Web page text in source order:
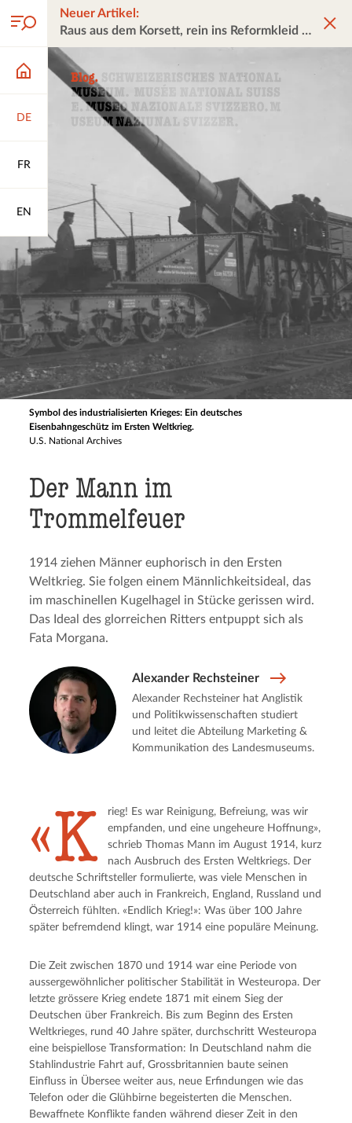
DE
FR
EN
Neuer Artikel:
Raus aus dem Korsett, rein ins Reformkleid
Symbol des industrialisierten Krieges: Ein deutsches
Eisenbahngeschütz im Ersten Weltkrieg.
U.S. National Archives
Der Mann im
Trommelfeuer
1914 ziehen Männer euphorisch in den Ersten
Weltkrieg. Sie folgen einem Männlichkeitsideal, das
im maschinellen Kugelhagel in Stücke gerissen wird.
Das Ideal des glorreichen Ritters entpuppt sich als
Fata Morgana.
Alexander Rechsteiner
Alexander Rechsteiner hat Anglistik
und Politikwissenschaften studiert
und leitet die Abteilung Marketing &
Kommunikation des Landesmuseums.
«K
rieg! Es war Reinigung, Befreiung, was wir
empfanden, und eine ungeheure Hoffnung»,
schrieb Thomas Mann im August 1914, kurz
nach Ausbruch des Ersten Weltkriegs. Der
deutsche Schriftsteller formulierte, was viele Menschen in
Deutschland aber auch in Frankreich, England, Russland und
Österreich fühlten. «Endlich Krieg!»: Was über 100 Jahre
später befremdend klingt, war 1914 eine populäre Meinung.
Die Zeit zwischen 1870 und 1914 war eine Periode von
aussergewöhnlicher politischer Stabilität in Westeuropa. Der
letzte grössere Krieg endete 1871 mit einem Sieg der
Deutschen über Frankreich. Bis zum Beginn des Ersten
Weltkrieges, rund 40 Jahre später, durchschritt Westeuropa
eine beispiellose Transformation: In Deutschland nahm die
Stahlindustrie Fahrt auf, Grossbritannien baute seinen
Einfluss in Übersee weiter aus, neue Erfindungen wie das
Telefon oder die Glühbirne begeisterten die Menschen.
Bewaffnete Konflikte fanden während dieser Zeit in den